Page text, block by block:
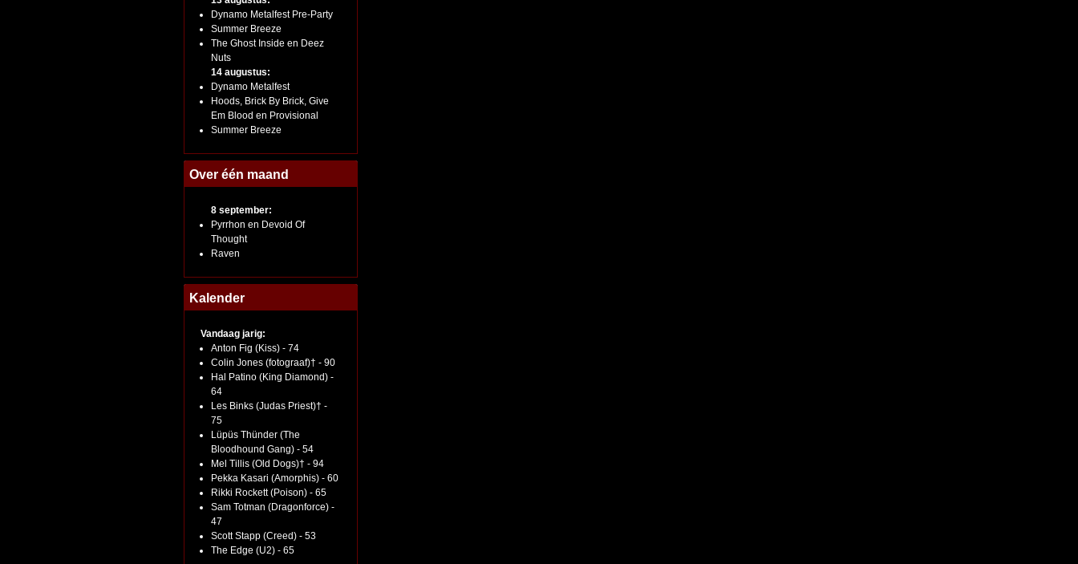
Dynamo Metalfest Pre-Party
Summer Breeze
The Ghost Inside en Deez
Nuts
14 augustus:
Dynamo Metalfest
Hoods, Brick By Brick, Give
Em Blood en Provisional
Summer Breeze
Over één maand
8 september:
Pyrrhon en Devoid Of
Thought
Raven
Kalender
Vandaag jarig:
Anton Fig (Kiss) - 74
Colin Jones (fotograaf)† - 90
Hal Patino (King Diamond) -
64
Les Binks (Judas Priest)† -
75
Lüpüs Thünder (The
Bloodhound Gang) - 54
Mel Tillis (Old Dogs)† - 94
Pekka Kasari (Amorphis) - 60
Rikki Rockett (Poison) - 65
Sam Totman (Dragonforce) -
47
Scott Stapp (Creed) - 53
The Edge (U2) - 65